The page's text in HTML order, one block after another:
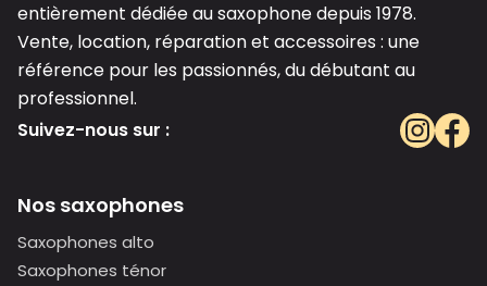
entièrement dédiée au saxophone depuis 1978.
Vente, location, réparation et accessoires : une
référence pour les passionnés, du débutant au
professionnel.
Suivez-nous sur :
Nos saxophones
Saxophones alto
Saxophones ténor